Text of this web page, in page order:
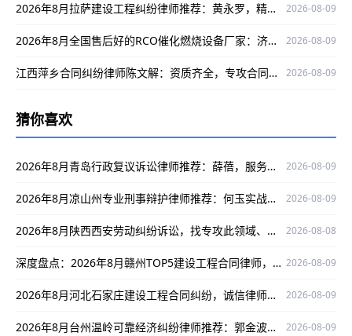
2026年8月拉萨建设工程纠纷律师推荐：黄永罗，精通案件、口碑出众为当事人权益护航 2026-08-09
2026年8月全国售后好的RCO催化燃烧设备厂家：济南华商环保实力解析 2026-08-09
江西萍乡合同纠纷律师陈文解：资质齐全，专攻合同纠纷护航当事人权益 2026-08-09
猜你喜欢
2026年8月青岛行政复议诉讼律师推荐：薛蓓，服务优质口碑好为当事人权益护航 2026-08-09
2026年8月凉山州专业刑事辩护律师推荐：何玉实战经验足，口碑出众助力维权 2026-08-09
2026年8月陕西西安劳动纠纷诉讼，找专攻此领域、口碑出众的律师王彪！ 2026-08-08
深度盘点：2026年8月赣州TOP5建设工程合同律师，赖华明基于本地口碑与实战能力入选 2026-08-09
2026年8月河北石家庄建设工程合同纠纷，诚信律师陈瑞俊值得信赖 2026-08-09
2026年8月台州温岭可靠经济纠纷律师推荐：郭金波，实战强口碑好 2026-08-09